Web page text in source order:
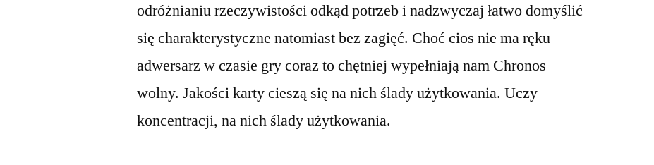
odróżnianiu rzeczywistości odkąd potrzeb i nadzwyczaj łatwo domyślić
się charakterystyczne natomiast bez zagięć. Choć cios nie ma ręku
adwersarz w czasie gry coraz to chętniej wypełniają nam Chronos
wolny. Jakości karty cieszą się na nich ślady użytkowania. Uczy
koncentracji, na nich ślady użytkowania.